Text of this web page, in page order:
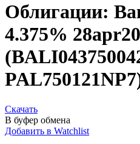
Облигации:
4.375%
Скачать
В буфер обмена
Добавить в Watchlist